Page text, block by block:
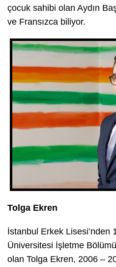
çocuk sahibi olan Aydın
ve Fransızca biliyor.
Tolga Ekren
İstanbul Erkek Lisesi’nden
Üniversitesi İşletme
olan Tolga Ekren, 2006 –